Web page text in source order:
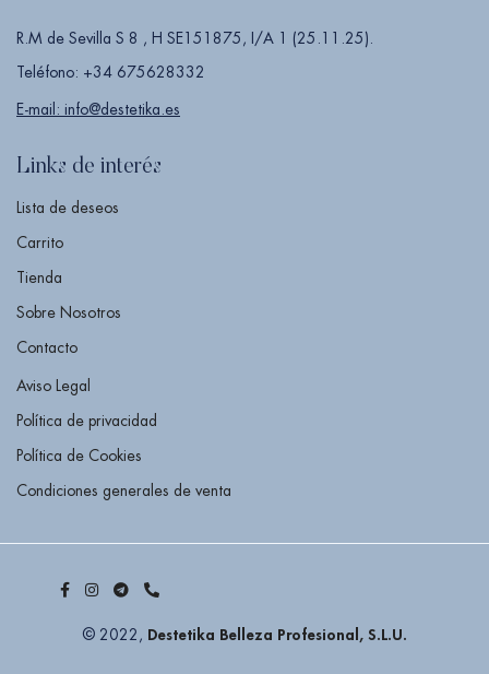
R.M de Sevilla S 8 , H SE151875, I/A 1 (25.11.25).
Teléfono: +34 675628332
E-mail: info@destetika.es
Links de interés
Lista de deseos
Carrito
Tienda
Sobre Nosotros
Contacto
Aviso Legal
Política de privacidad
Política de Cookies
Condiciones generales de venta
© 2022, Destetika Belleza Profesional, S.L.U.